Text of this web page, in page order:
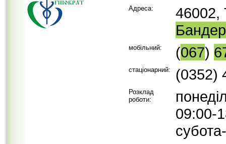
Адреса:
46002,
мобільний: (067)
стаціонарний: (0352)
Розклад
роботи:
09:00-